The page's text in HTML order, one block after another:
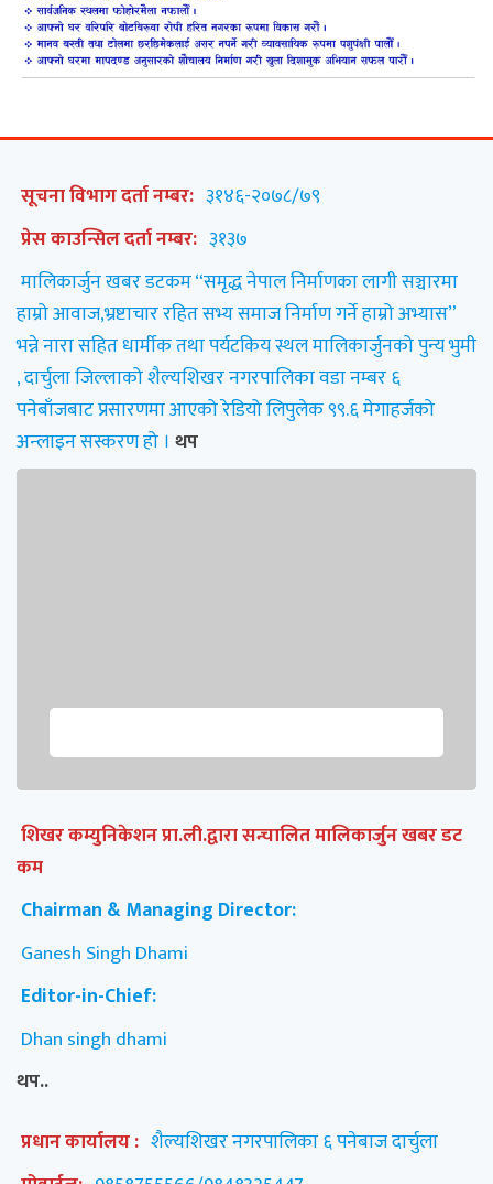
सूचना विभाग दर्ता नम्बर: ३१४६-२०७८/७९
प्रेस काउन्सिल दर्ता नम्बर: ३१३७
मालिकार्जुन खबर डटकम “समृद्ध नेपाल निर्माणका लागी सञ्चारमा
हाम्रो आवाज,भ्रष्टाचार रहित सभ्य समाज निर्माण गर्ने हाम्रो अभ्यास”
भन्ने नारा सहित धार्मीक तथा पर्यटकिय स्थल मालिकार्जुनको पुन्य भुमी
, दार्चुला जिल्लाको शैल्यशिखर नगरपालिका वडा नम्बर ६
पनेबाँजबाट प्रसारणमा आएको रेडियो लिपुलेक ९९.६ मेगाहर्जको
अन्लाइन सस्करण हो । थप
शिखर कम्युनिकेशन प्रा.ली.द्वारा सन्चालित मालिकार्जुन खबर डट
कम
Chairman & Managing Director:
Ganesh Singh Dhami
Editor-in-Chief:
Dhan singh dhami
थप..
प्रधान कार्यालय : शैल्यशिखर नगरपालिका ६ पनेबाज दार्चुला